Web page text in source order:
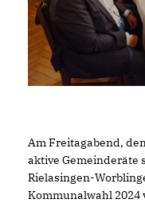
Am Freitagabend,
aktive Gemeinderäte
Rielasingen-
Kommunalwahl 2024